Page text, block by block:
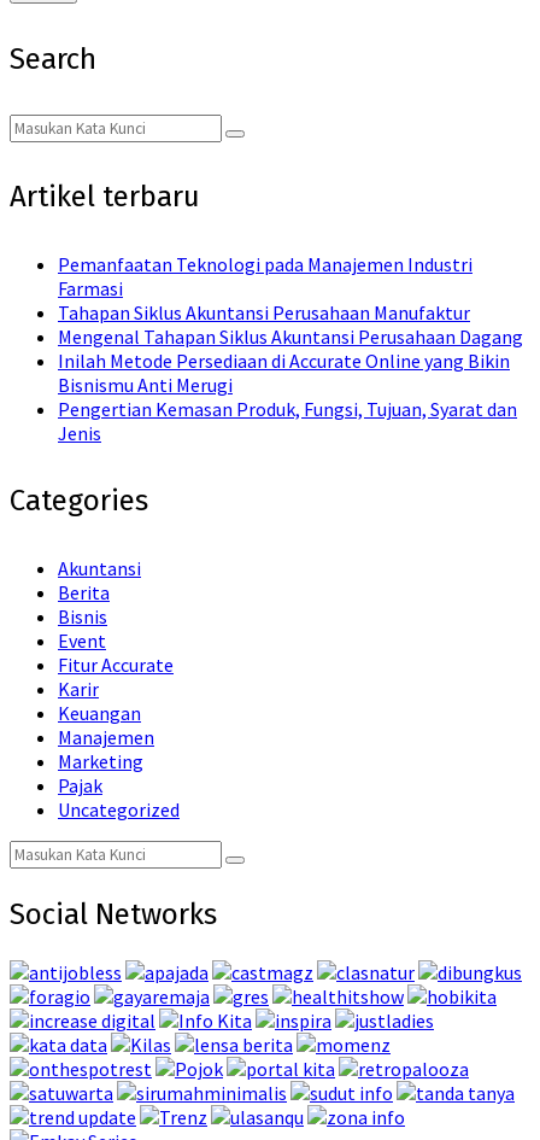
Search
Search
for:
Search
Artikel terbaru
Pemanfaatan Teknologi pada Manajemen Industri
Farmasi
Tahapan Siklus Akuntansi Perusahaan Manufaktur
Mengenal Tahapan Siklus Akuntansi Perusahaan Dagang
Inilah Metode Persediaan di Accurate Online yang Bikin
Bisnismu Anti Merugi
Pengertian Kemasan Produk, Fungsi, Tujuan, Syarat dan
Jenis
Categories
Akuntansi
Berita
Bisnis
Event
Fitur Accurate
Karir
Keuangan
Manajemen
Marketing
Pajak
Uncategorized
Search
for:
Search
Social Networks